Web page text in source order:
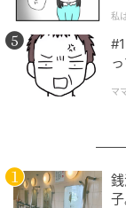
クリエイター情報
私
マ